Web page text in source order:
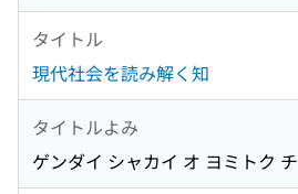
タイトル
現代社会を読み解く知
タイトルよみ
ゲンダイ シャカイ オ ヨミトク チ